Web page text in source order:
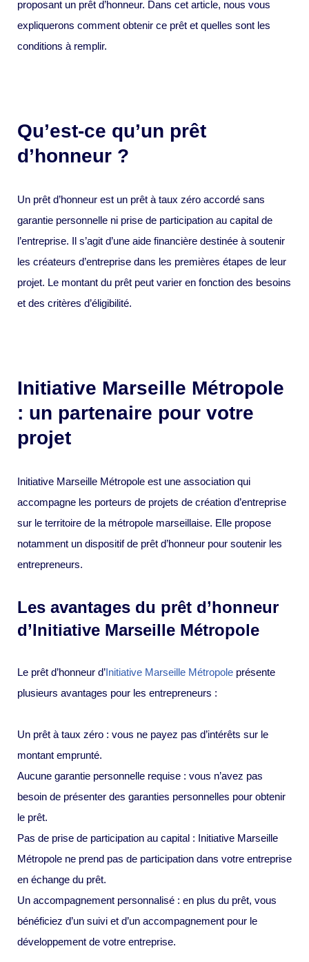
proposant un prêt d’honneur. Dans cet article, nous vous
expliquerons comment obtenir ce prêt et quelles sont les
conditions à remplir.
Qu’est-ce qu’un prêt
d’honneur ?
Un prêt d’honneur est un prêt à taux zéro accordé sans
garantie personnelle ni prise de participation au capital de
l’entreprise. Il s’agit d’une aide financière destinée à soutenir
les créateurs d’entreprise dans les premières étapes de leur
projet. Le montant du prêt peut varier en fonction des besoins
et des critères d’éligibilité.
Initiative Marseille Métropole
: un partenaire pour votre
projet
Initiative Marseille Métropole est une association qui
accompagne les porteurs de projets de création d’entreprise
sur le territoire de la métropole marseillaise. Elle propose
notamment un dispositif de prêt d’honneur pour soutenir les
entrepreneurs.
Les avantages du prêt d’honneur
d’Initiative Marseille Métropole
Le prêt d’honneur d’Initiative Marseille Métropole présente
plusieurs avantages pour les entrepreneurs :
Un prêt à taux zéro : vous ne payez pas d’intérêts sur le
montant emprunté.
Aucune garantie personnelle requise : vous n’avez pas
besoin de présenter des garanties personnelles pour obtenir
le prêt.
Pas de prise de participation au capital : Initiative Marseille
Métropole ne prend pas de participation dans votre entreprise
en échange du prêt.
Un accompagnement personnalisé : en plus du prêt, vous
bénéficiez d’un suivi et d’un accompagnement pour le
développement de votre entreprise.